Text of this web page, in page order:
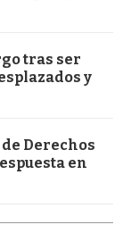
tras ser
y
Derechos
en